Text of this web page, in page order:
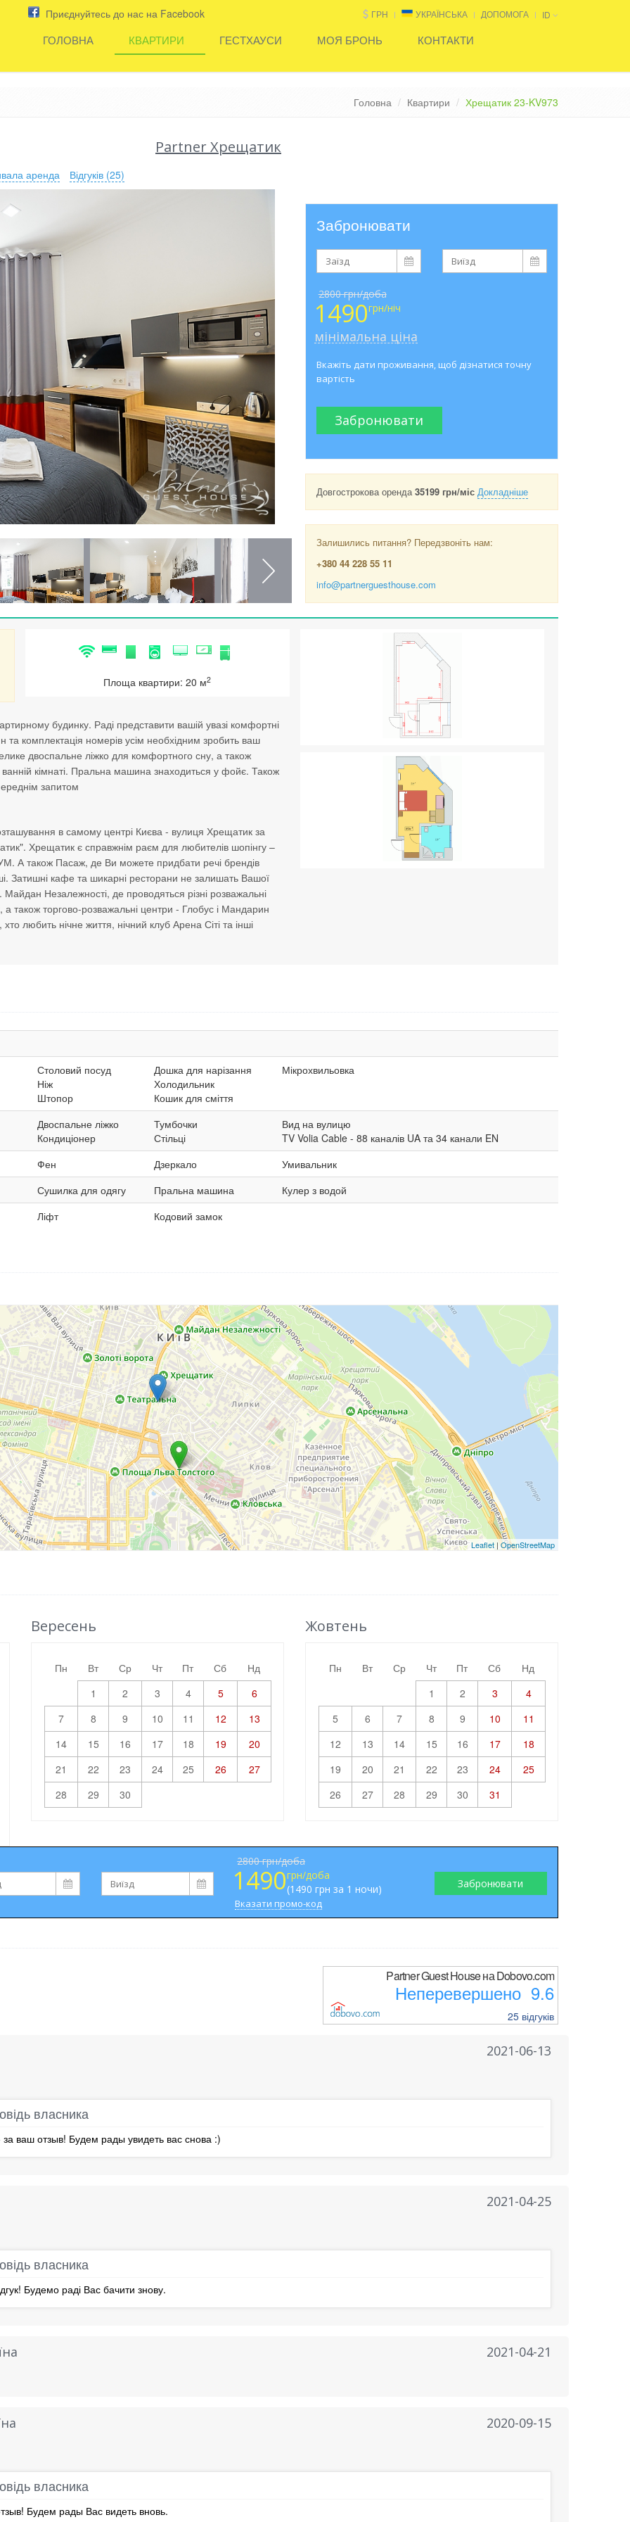
ГРН УКРАЇНСЬКА ДОПОМОГА ID
Приєднуйтесь до нас на Facebook
ГОЛОВНА КВАРТИРИ ГЕСТХАУСИ МОЯ БРОНЬ КОНТАКТИ
Головна Квартири Хрещатик 23-KV973
аренда Відгуків (25)
Partner Хрещатик
Забронювати
2800 грн/доба
1490грн/ніч
мінімальна ціна
Вкажіть дати проживання, щоб дізнатися точну
вартість
Забронювати
Довгострокова оренда35199 грн/міс Докладніше
Залишились питання? Передзвоніть нам:
+380 44 228 55 11
info@partnerguesthouse.com
Площа квартири: 20 м2
будинку. Раді представити вашій увазі комфортні
комплектація номерів усім необхідним зробить ваш
двоспальне ліжко для комфортного сну, а також
кімнаті. Пральна машина знаходиться у фойє. Також
запитом
в самому центрі Києва - вулиця Хрещатик за
Хрещатик є справжнім раєм для любителів шопінгу –
А також Пасаж, де Ви можете придбати речі брендів
Затишні кафе та шикарні ресторани не залишать Вашої
Незалежності, де проводяться різні розважальні
також торгово-розважальні центри - Глобус і Мандарин
любить нічне життя, нічний клуб Арена Сіті та інші
Столовий посуд
Ніж
Штопор
Дошка для нарізання
Холодильник
Кошик для сміття
Мікрохвильовка
Двоспальне ліжко
Кондиціонер
Тумбочки
Стільці
Вид на вулицю
TV Volia Cable - 88 каналів UA та 34 канали EN
Фен
Дзеркало
Умивальник
Сушилка для одягу
Пральна машина
Кулер з водой
Ліфт
Кодовий замок
Leaflet |OpenStreetMap
Вересень
пн вт ср чт пт сб
нд
1
2 3 4 5
6
7
8 9 10 11 12
13
14
15 16 17 18 19
20
21
22 23 24 25 26
27
28
29 30
Жовтень
пн вт ср чт пт сб
нд
1
2 3
4
5
6 7 8 9 10
11
12
13 14 15 16 17
18
19
20 21 22 23 24
25
26
27 28 29 30 31
2800 грн/доба
1490грн/доба
(1490 грн за 1 ночи)
Вказати промо-код
Забронювати
Partner Guest House на Dobovo.com
Неперевершено 9.6
25 відгуків
2021-06-13
власника
ваш отзыв! Будем рады увидеть вас снова :)
2021-04-25
власника
Будемо раді Вас бачити знову.
2021-04-21
2020-09-15
власника
Будем рады Вас видеть вновь.